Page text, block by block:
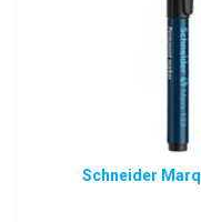
Schneider